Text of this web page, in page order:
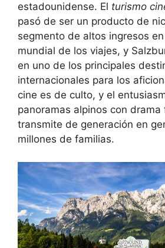
estadounidense. El turismo
pasó de ser un producto de
segmento de altos ingresos
mundial de los viajes, y
en uno de los principales
internacionales para los
cine es de culto, y el
panoramas alpinos con drama
transmite de generación en
millones de familias.